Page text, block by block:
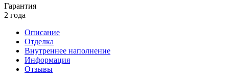
Гарантия
2 года
Описание
Отделка
Внутреннее наполнение
Информация
Отзывы